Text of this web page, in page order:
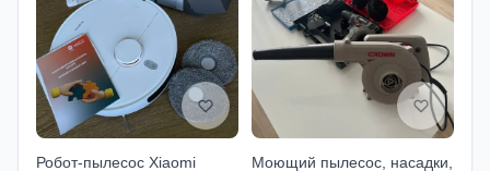
Робот-пылесос Xiaomi
Моющий пылесос, насадки,